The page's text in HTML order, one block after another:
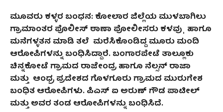
ಮೂವರು ಕಳ್ಳರ ಬಂಧನ: ಕೋಲಾರ ಜಿಲ್ಲೆಯ ಮುಳಬಾಗಿಲು
ಗ್ರಾಮಾಂತರ ಪೊಲೀಸ್ ಠಾಣಾ ಪೋಲೀಸರು ಕಳವುˌ ಹಾಗೂ
ಮನೆಗಳ್ಳತನ ಮಾಡಿ ತಲೆ ಮರೆಸಿಕೊಂಡಿದ್ದ ಮೂರು ಮಂದಿ
ಆರೋಪಿಗಳನ್ನು ಬಂಧಿಸಿದ್ದಾರೆ. ಬಂಗಾರಪೇಟೆ ತಾಲ್ಲೂಕು
ಚಿನ್ನಕೋಟೆ ಗ್ರಾಮದ ರಾಜೇಂದ್ರ ಹಾಗೂ ನೆಲ್ಸನ್ ರಾಜಾ
ಮತ್ತು ಆಂಧ್ರ ಪ್ರದೇಶದ ಗೊಳಗೂರು ಗ್ರಾಮದ ಮುರುಗೇಶ
ಬಂಧಿತ ಆರೋಪಿಗಳು. ಪಿಎಸ್ ಐ ಅರುಣ್ ಗೌಡ ಪಾಟೀಲ್
ಮತ್ತು ಅವರ ತಂಡ ಆರೋಪಿಗಳನ್ನು ಬಂಧಿಸಿದೆ.